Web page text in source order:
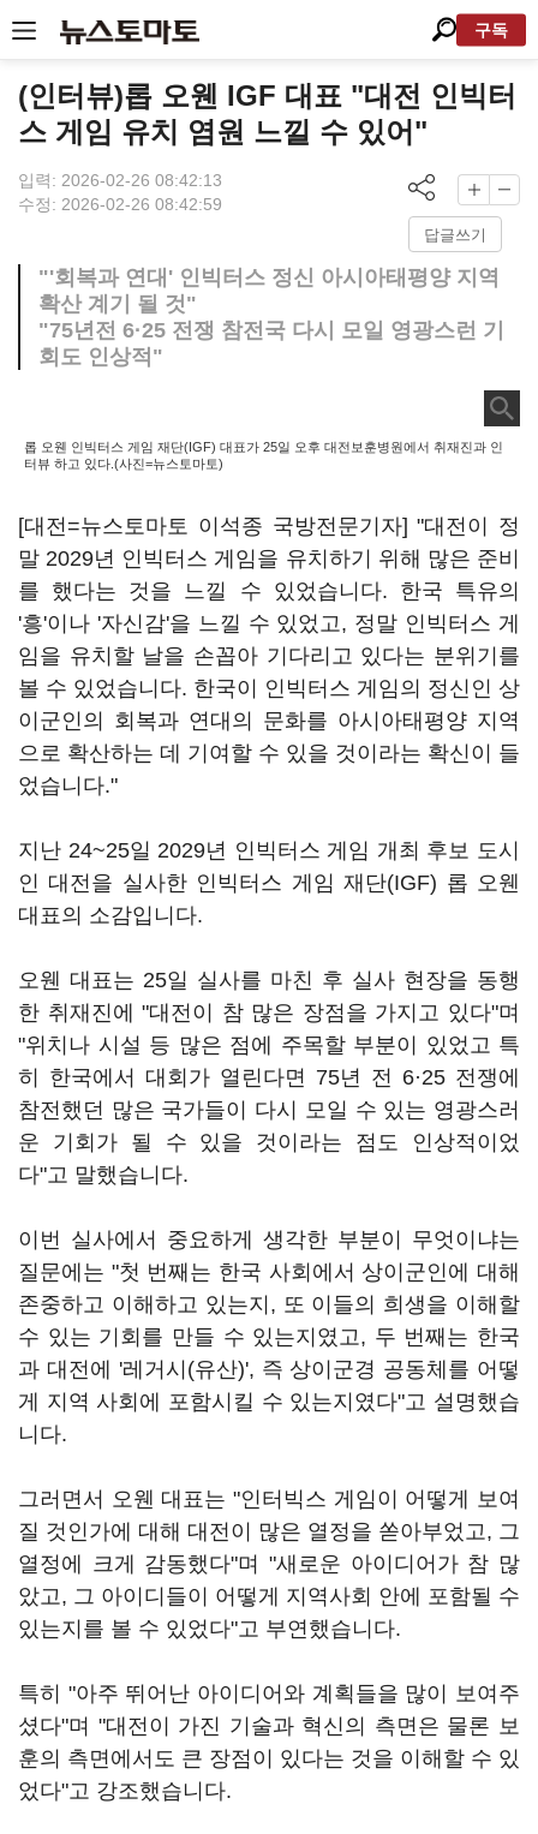
구독
(인터뷰)롭 오웬 IGF 대표 "대전 인빅터
스 게임 유치 염원 느낄 수 있어"
입력: 2026-02-26 08:42:13
수정: 2026-02-26 08:42:59
답글쓰기
"'회복과 연대' 인빅터스 정신 아시아태평양 지역
확산 계기 될 것"
"75년전 6·25 전쟁 참전국 다시 모일 영광스런 기
회도 인상적"
롭 오웬 인빅터스 게임 재단(IGF) 대표가 25일 오후 대전보훈병원에서 취재진과 인
터뷰 하고 있다.(사진=뉴스토마토)
[대전=뉴스토마토 이석종 국방전문기자] "대전이 정
말 2029년 인빅터스 게임을 유치하기 위해 많은 준비
를 했다는 것을 느낄 수 있었습니다. 한국 특유의
'흥'이나 '자신감'을 느낄 수 있었고, 정말 인빅터스 게
임을 유치할 날을 손꼽아 기다리고 있다는 분위기를
볼 수 있었습니다. 한국이 인빅터스 게임의 정신인 상
이군인의 회복과 연대의 문화를 아시아태평양 지역
으로 확산하는 데 기여할 수 있을 것이라는 확신이 들
었습니다."
지난 24~25일 2029년 인빅터스 게임 개최 후보 도시
인 대전을 실사한 인빅터스 게임 재단(IGF) 롭 오웬
대표의 소감입니다.
오웬 대표는 25일 실사를 마친 후 실사 현장을 동행
한 취재진에 "대전이 참 많은 장점을 가지고 있다"며
"위치나 시설 등 많은 점에 주목할 부분이 있었고 특
히 한국에서 대회가 열린다면 75년 전 6·25 전쟁에
참전했던 많은 국가들이 다시 모일 수 있는 영광스러
운 기회가 될 수 있을 것이라는 점도 인상적이었
다"고 말했습니다.
이번 실사에서 중요하게 생각한 부분이 무엇이냐는
질문에는 "첫 번째는 한국 사회에서 상이군인에 대해
존중하고 이해하고 있는지, 또 이들의 희생을 이해할
수 있는 기회를 만들 수 있는지였고, 두 번째는 한국
과 대전에 '레거시(유산)', 즉 상이군경 공동체를 어떻
게 지역 사회에 포함시킬 수 있는지였다"고 설명했습
니다.
그러면서 오웬 대표는 "인터빅스 게임이 어떻게 보여
질 것인가에 대해 대전이 많은 열정을 쏟아부었고, 그
열정에 크게 감동했다"며 "새로운 아이디어가 참 많
았고, 그 아이디들이 어떻게 지역사회 안에 포함될 수
있는지를 볼 수 있었다"고 부연했습니다.
특히 "아주 뛰어난 아이디어와 계획들을 많이 보여주
셨다"며 "대전이 가진 기술과 혁신의 측면은 물론 보
훈의 측면에서도 큰 장점이 있다는 것을 이해할 수 있
었다"고 강조했습니다.